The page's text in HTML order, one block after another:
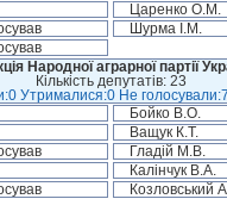
Царенко О.М.
Шурма І.М.
Народної аграрної партії
Кількість депутатів: 23
Утрималися:0 Не голосували:7
Бойко В.О.
Ващук К.Т.
Гладій М.В.
Калінчук В.А.
Козловський